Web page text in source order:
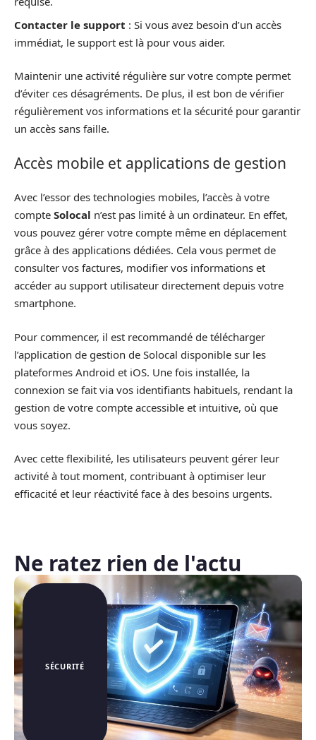
Contacter le support : Si vous avez besoin d’un accès
immédiat, le support est là pour vous aider.
Maintenir une activité régulière sur votre compte permet
d’éviter ces désagréments. De plus, il est bon de vérifier
régulièrement vos informations et la sécurité pour garantir
un accès sans faille.
Accès mobile et applications de gestion
Avec l’essor des technologies mobiles, l’accès à votre
compte Solocal n’est pas limité à un ordinateur. En effet,
vous pouvez gérer votre compte même en déplacement
grâce à des applications dédiées. Cela vous permet de
consulter vos factures, modifier vos informations et
accéder au support utilisateur directement depuis votre
smartphone.
Pour commencer, il est recommandé de télécharger
l’application de gestion de Solocal disponible sur les
plateformes Android et iOS. Une fois installée, la
connexion se fait via vos identifiants habituels, rendant la
gestion de votre compte accessible et intuitive, où que
vous soyez.
Avec cette flexibilité, les utilisateurs peuvent gérer leur
activité à tout moment, contribuant à optimiser leur
efficacité et leur réactivité face à des besoins urgents.
Ne ratez rien de l'actu
SÉCURITÉ